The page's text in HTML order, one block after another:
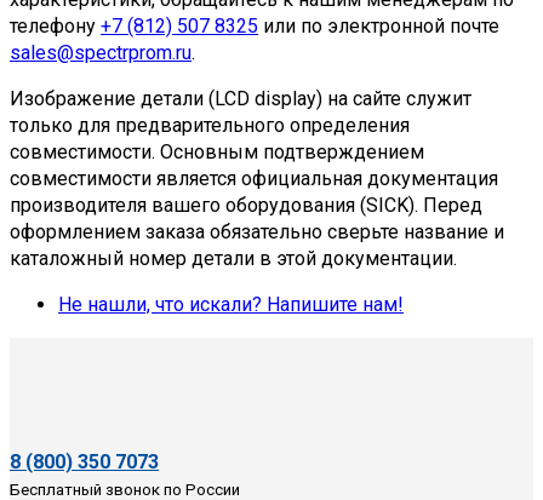
усилий для поиска необходимых компонентов.
Наши специалисты готовы найти альтернативные
полной совместимостью.
Обратитесь к нашим менеджерам с точным
артикулом — мы обязательно постараемся
помочь!
телефону +7 (812) 507 8325 или по электронной почте
sales@spectrprom.ru.
Изображение детали (LCD display) на сайте служит
только для предварительного определения
совместимости. Основным подтверждением
совместимости является официальная документация
производителя вашего оборудования (SICK). Перед
оформлением заказа обязательно сверьте название и
каталожный номер детали в этой документации.
Не нашли, что искали? Напишите нам!
8 (800) 350 7073
Бесплатный звонок по России